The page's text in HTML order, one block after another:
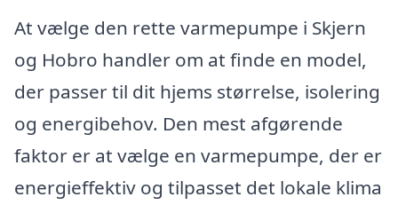
At vælge den rette varmepumpe i Skjern
og Hobro handler om at finde en model,
der passer til dit hjems størrelse, isolering
og energibehov. Den mest afgørende
faktor er at vælge en varmepumpe, der er
energieffektiv og tilpasset det lokale klima